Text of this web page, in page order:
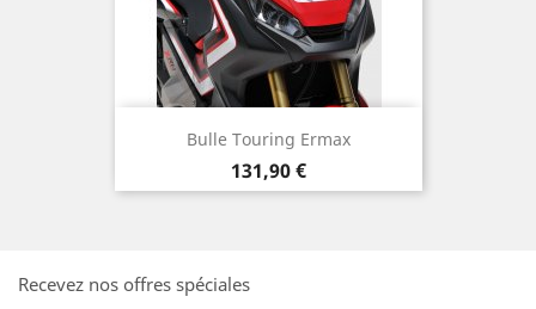
Bulle Touring Ermax
Prix
131,90 €
Recevez nos offres spéciales